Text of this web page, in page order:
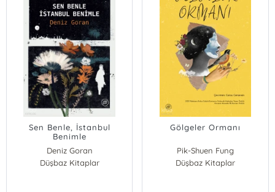
Sen Benle, İstanbul
Benimle
Deniz Goran
Düşbaz Kitaplar
Gölgeler Ormanı
Pik-Shuen Fung
Düşbaz Kitaplar